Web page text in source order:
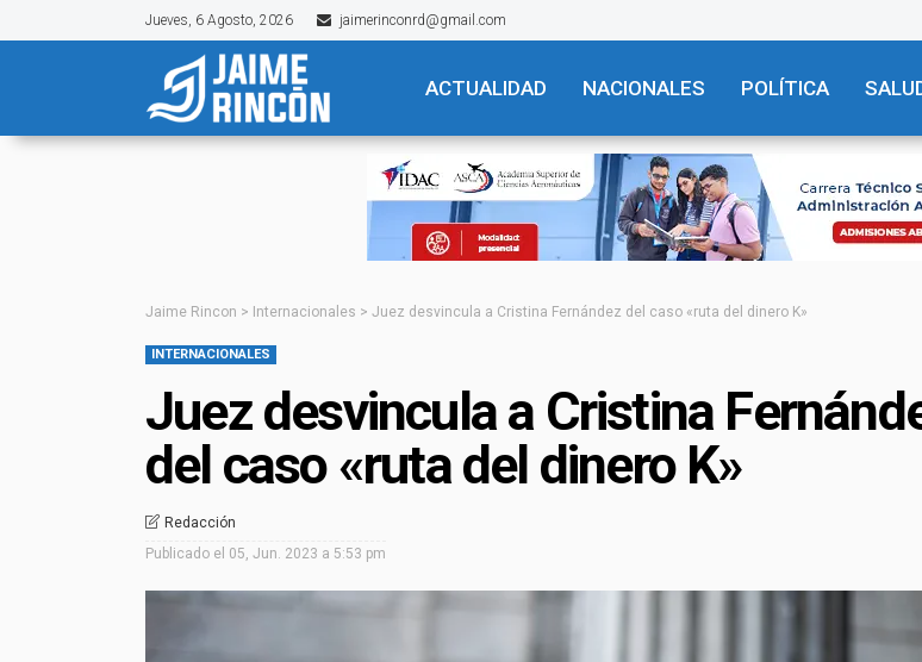
Jueves, 6 Agosto, 2026 jaimerinconrd@gmail.com
ACTUALIDAD NACIONALES POLÍTICA
Jaime Rincon > Internacionales > Juez desvincula a Cristina Fernández del caso «ruta del dinero K»
INTERNACIONALES
Juez desvincula a Cristina
del caso «ruta del dinero K»
Redacción
Publicado el 05, Jun. 2023 a 5:53 pm